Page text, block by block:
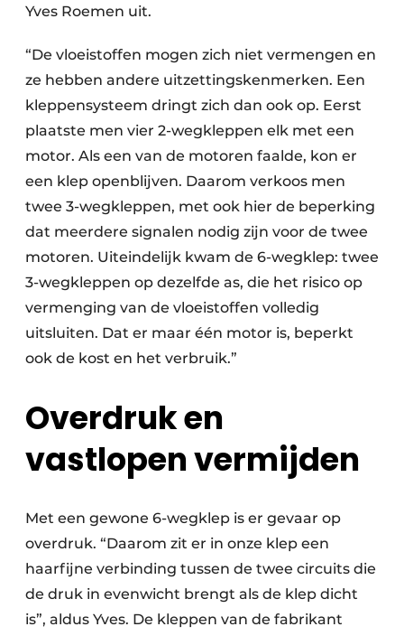
Yves Roemen uit.
“De vloeistoffen mogen zich niet vermengen en
ze hebben andere uitzettings­kenmerken. Een
kleppensysteem dringt zich dan ook op. Eerst
plaatste men vier 2-wegkleppen elk met een
motor. Als een van de motoren faalde, kon er
een klep openblijven. Daarom verkoos men
twee 3-wegkleppen, met ook hier de beperking
dat meerdere signalen nodig zijn voor de twee
motoren. Uiteindelijk kwam de 6-wegklep: twee
3-wegkleppen op dezelfde as, die het risico op
vermenging van de vloeistoffen volledig
uitsluiten. Dat er maar één motor is, beperkt
ook de kost en het verbruik.”
Overdruk en
vastlopen vermijden
Met een gewone 6-wegklep is er gevaar op
overdruk. “Daarom zit er in onze klep een
haarfijne verbinding tussen de twee circuits die
de druk in evenwicht brengt als de klep dicht
is”, aldus Yves. De kleppen van de fabrikant